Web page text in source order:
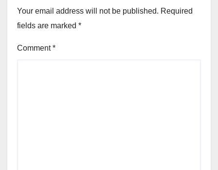
Your email address will not be published. Required
fields are marked *
Comment*